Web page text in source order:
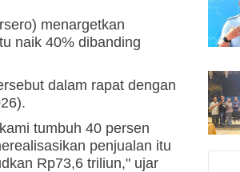
menargetkan
naik 40% dibanding
dalam rapat dengan
tumbuh 40 persen
penjualan itu
Rp73,6 triliun," ujar